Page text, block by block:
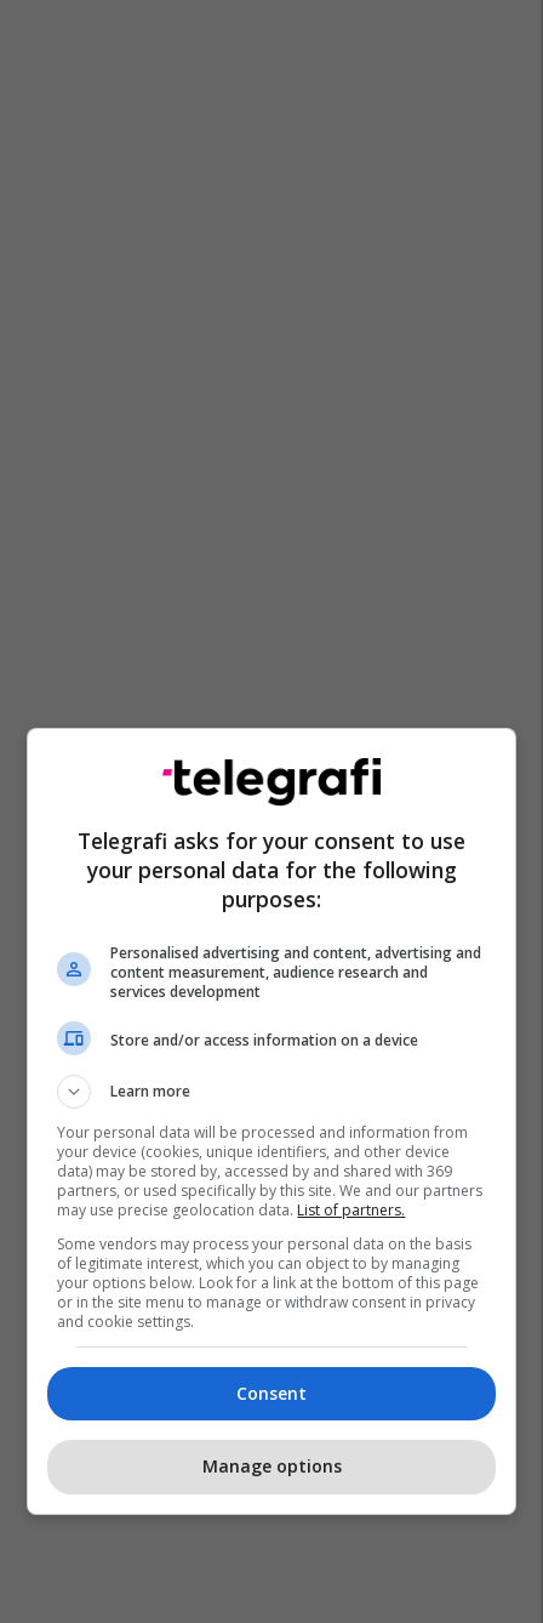
Telegrafi asks for your consent to use
your personal data for the following
purposes:
Personalised advertising and content, advertising and
content measurement, audience research and
services development
Store and/or access information on a device
Learn more
Your personal data will be processed and information from
your device (cookies, unique identifiers, and other device
data) may be stored by, accessed by and shared with 369
partners, or used specifically by this site. We and our partners
may use precise geolocation data. List of partners.
Some vendors may process your personal data on the basis
of legitimate interest, which you can object to by managing
your options below. Look for a link at the bottom of this page
or in the site menu to manage or withdraw consent in privacy
and cookie settings.
Consent
Manage options